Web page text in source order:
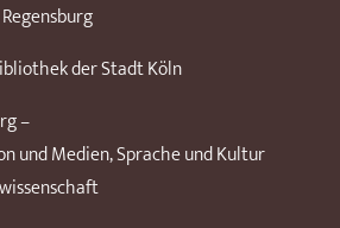
der Stadt Köln
–
und Medien, Sprache und Kultur